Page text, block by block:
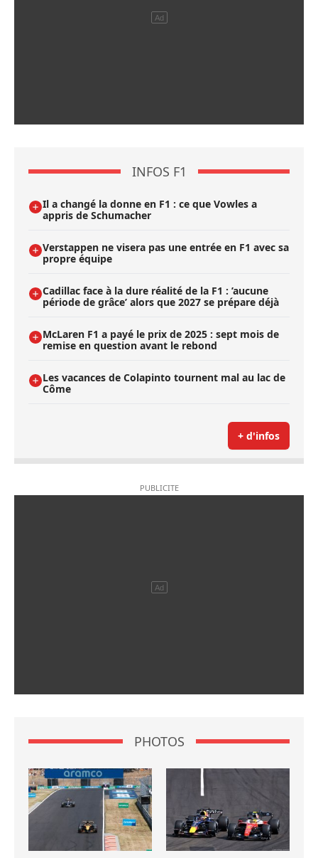
INFOS F1
Il a changé la donne en F1 : ce que Vowles a
appris de Schumacher
Verstappen ne visera pas une entrée en F1 avec sa
propre équipe
Cadillac face à la dure réalité de la F1 : ’aucune
période de grâce’ alors que 2027 se prépare déjà
McLaren F1 a payé le prix de 2025 : sept mois de
remise en question avant le rebond
Les vacances de Colapinto tournent mal au lac de
Côme
+ d'infos
PHOTOS